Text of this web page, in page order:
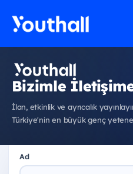
Bizimle
İlan, etkinlik ve ayrıcalık
Türkiye'nin en büyük genç
Ad